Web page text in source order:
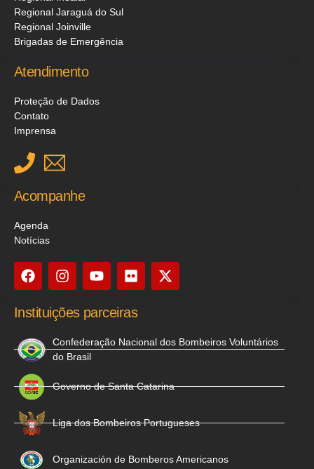
Regional Jaraguá do Sul
Regional Joinville
Brigadas de Emergência
Atendimento
Proteção de Dados
Contato
Imprensa
Acompanhe
Agenda
Notícias
Instituições parceiras
Confederação Nacional dos Bombeiros Voluntários
do Brasil
Governo de Santa Catarina
Liga dos Bombeiros Portugueses
Organización de Bomberos Americanos